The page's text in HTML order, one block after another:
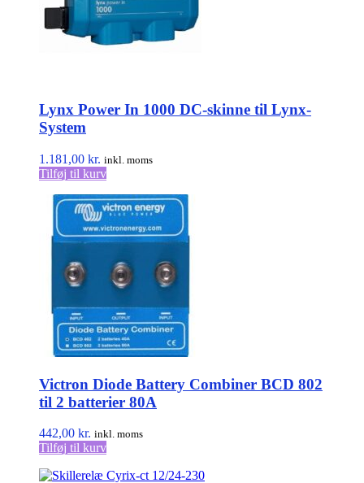
Lynx Power In 1000 DC-skinne til Lynx-
System
1.181,00 kr. inkl. moms
Tilføj til kurv
Victron Diode Battery Combiner BCD 802
til 2 batterier 80A
442,00 kr. inkl. moms
Tilføj til kurv